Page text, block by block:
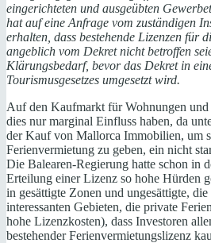
eingerichteten und ausgeübten
hat auf eine Anfrage vom zuständigen
erhalten, dass bestehende Lizenzen für
angeblich vom Dekret nicht betroffen
Klärungsbedarf, bevor das Dekret in
Tourismusgesetzes umgesetzt wird.
Auf den Kaufmarkt für Wohnungen
dies nur marginal Einfluss haben, da
der Kauf von Mallorca Immobilien, um
Ferienvermietung zu geben, ein nicht
Die Balearen-Regierung hatte schon in
Erteilung einer Lizenz so hohe Hürden
in gesättigte Zonen und ungesättigte,
interessanten Gebieten, die private
hohe Lizenzkosten), dass Investoren
bestehender Ferienvermietungslizenz